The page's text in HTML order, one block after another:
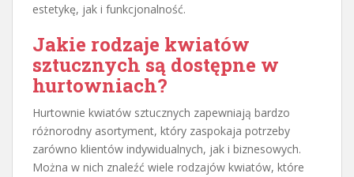
estetykę, jak i funkcjonalność.
Jakie rodzaje kwiatów
sztucznych są dostępne w
hurtowniach?
Hurtownie kwiatów sztucznych zapewniają bardzo
różnorodny asortyment, który zaspokaja potrzeby
zarówno klientów indywidualnych, jak i biznesowych.
Można w nich znaleźć wiele rodzajów kwiatów, które